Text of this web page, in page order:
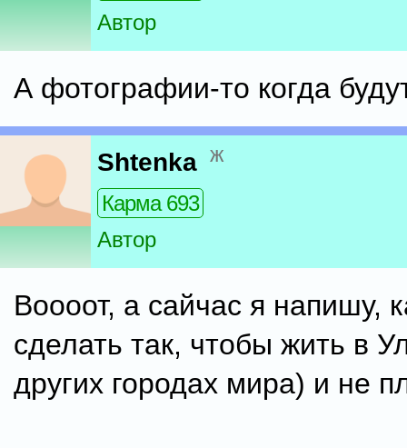
Автор
А фотографии-то когда
Shtenka ж
Карма 693
Автор
Воооот, а сайчас я напишу,
сделать так, чтобы жить в
других городах мира) и не